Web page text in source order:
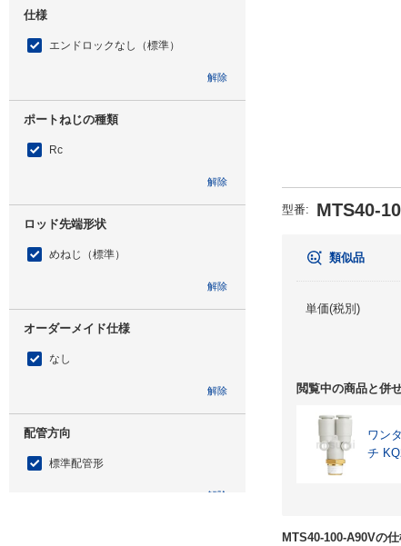
仕様
エンドロックなし（標準）
解除
ポートねじの種類
Rc
解除
ロッド先端形状
めねじ（標準）
解除
オーダーメイド仕様
なし
解除
配管方向
標準配管形
解除
型番: MTS40-
類似品
単価(税別)
閲覧中の商品と併
ワン
チ
MTS40-100-A90Vの